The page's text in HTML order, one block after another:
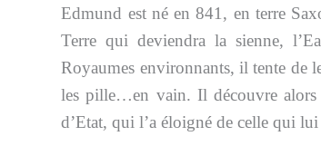
Edmund est né en 841, en terre
Terre qui deviendra la sienne,
Royaumes environnants, il tente de
les pille…en vain. Il découvre alors
d’Etat, qui l’a éloigné de celle qui